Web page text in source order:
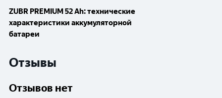
ZUBR PREMIUM 52 Ah: технические
характеристики аккумуляторной
батареи
Отзывы
Отзывов нет